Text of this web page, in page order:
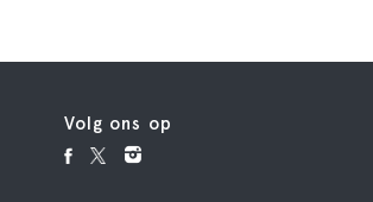
Volg ons op